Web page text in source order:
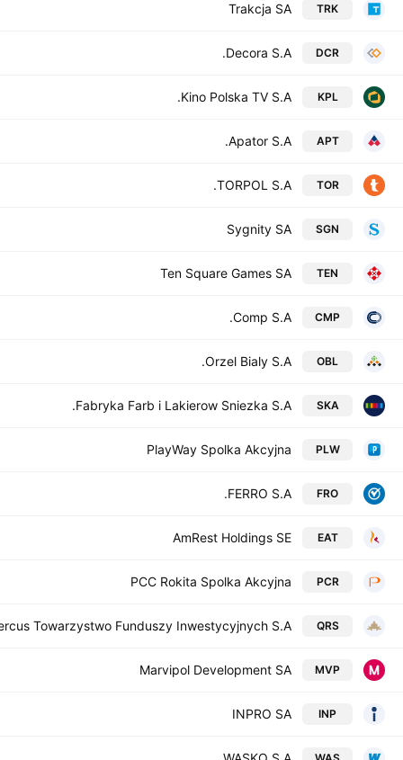
TRK
Trakcja SA
DCR
Decora S.A.
KPL
Kino Polska TV S.A.
APT
Apator S.A.
TOR
TORPOL S.A.
SGN
Sygnity SA
TEN
Ten Square Games SA
CMP
Comp S.A.
OBL
Orzel Bialy S.A.
SKA
Fabryka Farb i Lakierow Sniezka S.A.
PLW
PlayWay Spolka Akcyjna
FRO
FERRO S.A.
EAT
AmRest Holdings SE
PCR
PCC Rokita Spolka Akcyjna
QRS
Towarzystwo Funduszy Inwestycyjnych S.A.
MVP
Marvipol Development SA
INP
INPRO SA